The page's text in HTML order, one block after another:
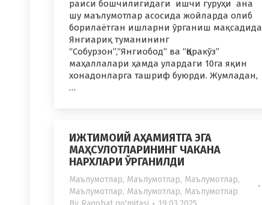
раиси бошчилигидаги ишчи гуруҳи ана
шу маълумотлар асосида жойларда олиб
борилаётган ишларни ўрганиш мақсадида
Янгиариқ туманининг
“Собурзон”,“Янгиобод” ва “Қоракўз”
маҳаллалари ҳамда улардаги 10га яқин
хонадонларга ташриф буюрди. Жумладан,
…
ИЖТИМОИЙ АҲАМИЯТГА ЭГА
МАҲСУЛОТЛАРИНИНГ ЧАКАНА
НАРХЛАРИ ЎРГАНИЛДИ
Маълумотлар, Маълумотлар, Маълумотлар,
Маълумотлар, Маълумотлар, Маълумотлар